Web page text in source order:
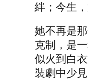
絆；今生
她不再是
克制，是
似火到白
裝劇中少